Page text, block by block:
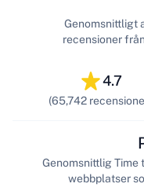
4.7
(65,742
Genomsnittligt
recensioner
Genomsnittlig Time
webbplatser